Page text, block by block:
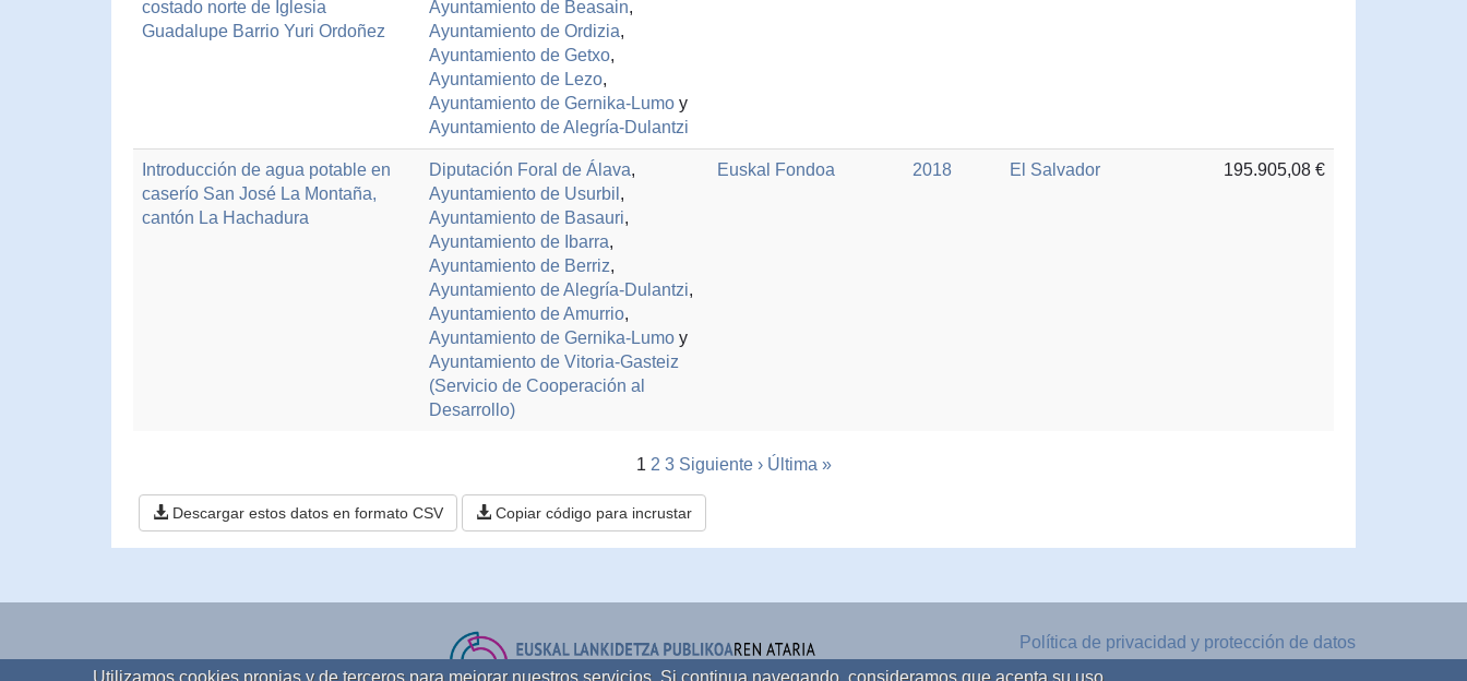
costado norte de Iglesia
Guadalupe Barrio Yuri Ordoñez
Ayuntamiento de Beasain,
Ayuntamiento de Ordizia,
Ayuntamiento de Getxo,
Ayuntamiento de Lezo,
Ayuntamiento de Gernika-Lumo y
Ayuntamiento de Alegría-Dulantzi
Introducción de agua potable en
caserío San José La Montaña,
cantón La Hachadura
Diputación Foral de Álava,
Ayuntamiento de Usurbil ,
Ayuntamiento de Basauri,
Ayuntamiento de Ibarra,
Ayuntamiento de Berriz,
Ayuntamiento de Alegría-Dulantzi,
Ayuntamiento de Amurrio,
Ayuntamiento de Gernika-Lumo y
Ayuntamiento de Vitoria-Gasteiz
(Servicio de Cooperación al
Desarrollo)
Euskal Fondoa 2018 El Salvador 195.905,08 €
1 2 3 Siguiente › Última »
Descargar estos datos en formato CSV Copiar código para incrustar
Política de privacidad y protección de datos
Utilizamos cookies propias y de terceros para mejorar nuestros servicios. Si continua navegando, consideramos que acepta su uso.